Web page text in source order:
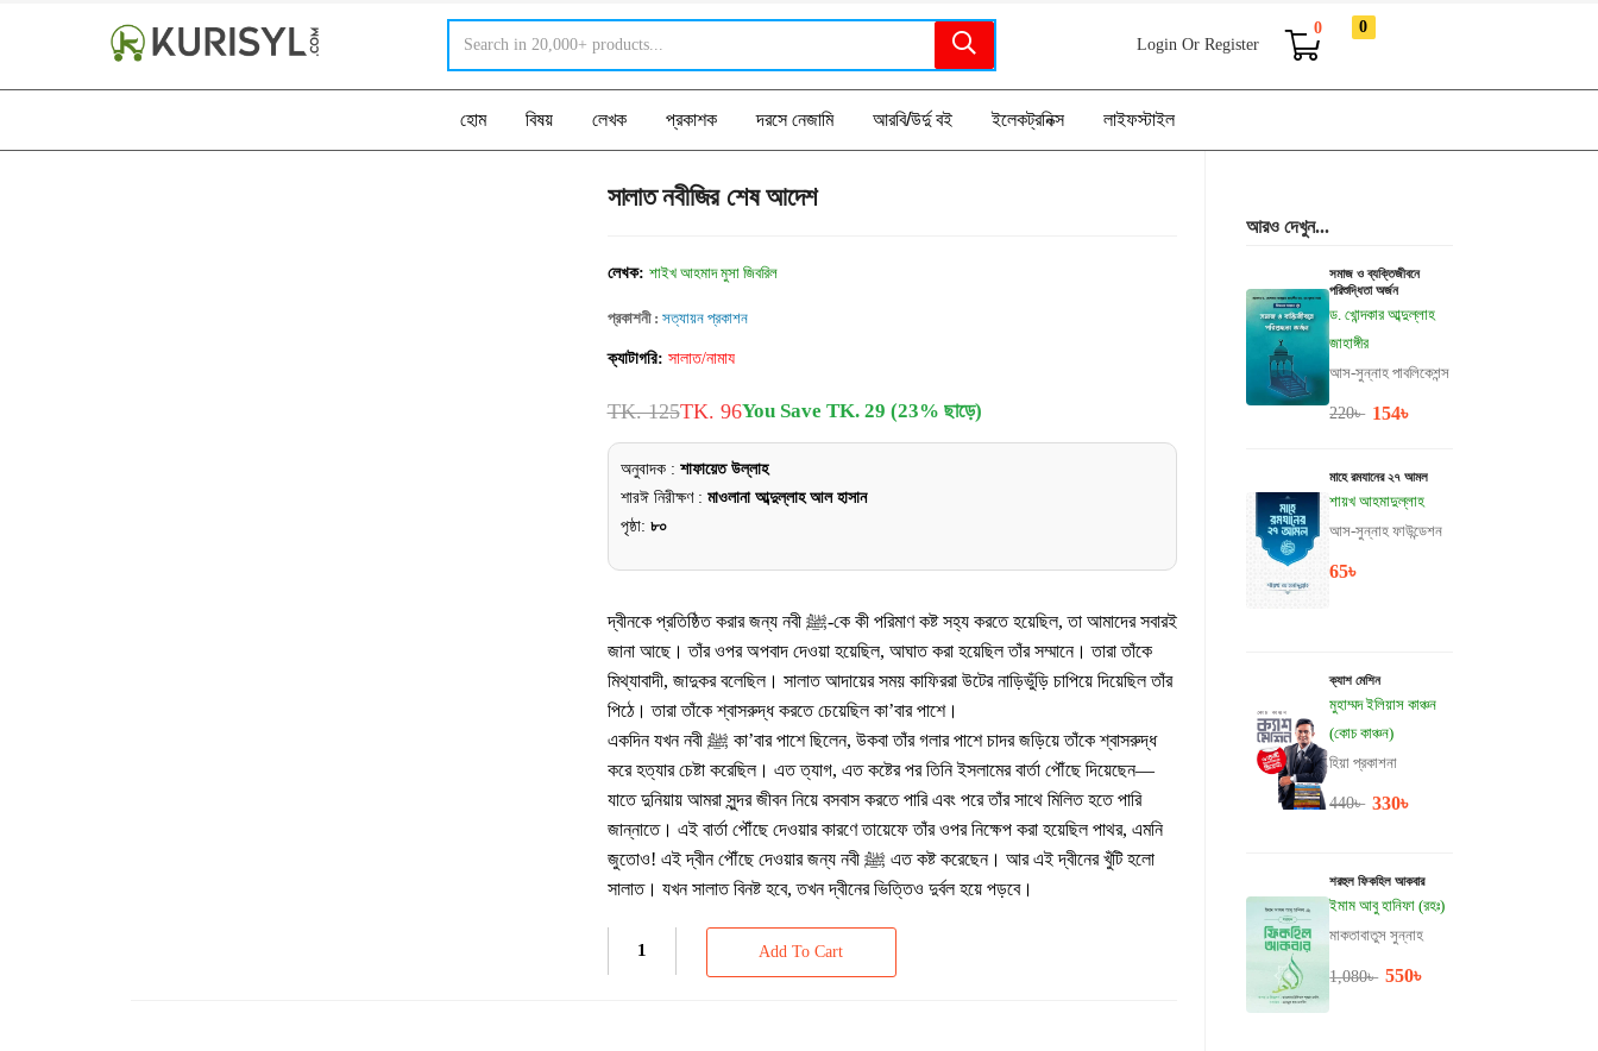
Login Or Register
0 0
হোম বিষয় লেখক প্রকাশক দরসে নেজামি আরবি/উর্দু বই ইলেকট্রনিক্স লাইফস্টাইল
আরও দেখুন...
সমাজ ও ব্যক্তিজীবনে
পরিশুদ্ধিতা অর্জন
ড. খোন্দকার আব্দুল্লাহ
জাহাঙ্গীর
আস-সুন্নাহ পাবলিকেশন্স
220৳ 154৳
মাহে রমযানের ২৭ আমল
শায়খ আহমাদুল্লাহ
আস-সুন্নাহ ফাউন্ডেশন
65৳
ক্যাশ মেশিন
মুহাম্মদ ইলিয়াস কাঞ্চন
(কোচ কাঞ্চন)
হিয়া প্রকাশনা
440৳ 330৳
শরহুল ফিকহিল আকবার
ইমাম আবু হানিফা (রহঃ)
মাকতাবাতুস সুন্নাহ
1,080৳ 550৳
সালাত নবীজির শেষ আদেশ
লেখক: শাইখ আহমাদ মুসা জিবরিল
প্রকাশনী : সত্যায়ন প্রকাশন
ক্যাটাগরি: সালাত/নামায
TK. 125TK. 96You Save TK. 29 (23% ছাড়ে)
অনুবাদক : শাফায়েত উল্লাহ
শারঈ নিরীক্ষণ : মাওলানা আব্দুল্লাহ আল হাসান
পৃষ্ঠা: ৮০
দ্বীনকে প্রতিষ্ঠিত করার জন্য নবী ﷺ-কে কী পরিমাণ কষ্ট সহ্য করতে হয়েছিল, তা আমাদের সবারই
জানা আছে। তাঁর ওপর অপবাদ দেওয়া হয়েছিল, আঘাত করা হয়েছিল তাঁর সম্মানে। তারা তাঁকে
মিথ্যাবাদী, জাদুকর বলেছিল। সালাত আদায়ের সময় কাফিররা উটের নাড়িভুঁড়ি চাপিয়ে দিয়েছিল তাঁর
পিঠে। তারা তাঁকে শ্বাসরুদ্ধ করতে চেয়েছিল কা’বার পাশে।
একদিন যখন নবী ﷺ কা’বার পাশে ছিলেন, উকবা তাঁর গলার পাশে চাদর জড়িয়ে তাঁকে শ্বাসরুদ্ধ
করে হত্যার চেষ্টা করেছিল। এত ত্যাগ, এত কষ্টের পর তিনি ইসলামের বার্তা পৌঁছে দিয়েছেন—
যাতে দুনিয়ায় আমরা সুন্দর জীবন নিয়ে বসবাস করতে পারি এবং পরে তাঁর সাথে মিলিত হতে পারি
জান্নাতে। এই বার্তা পৌঁছে দেওয়ার কারণে তায়েফে তাঁর ওপর নিক্ষেপ করা হয়েছিল পাথর, এমনি
জুতোও! এই দ্বীন পৌঁছে দেওয়ার জন্য নবী ﷺ এত কষ্ট করেছেন। আর এই দ্বীনের খুঁটি হলো
সালাত। যখন সালাত বিনষ্ট হবে, তখন দ্বীনের ভিত্তিও দুর্বল হয়ে পড়বে।
Add To Cart